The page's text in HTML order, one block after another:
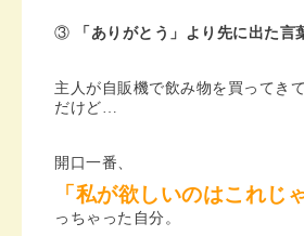
③ 「ありがとう」より先に出た言
主人が自販機で飲み物を買ってき
だけど…
開口一番、
「私が欲しいのはこれじ
っちゃった自分。